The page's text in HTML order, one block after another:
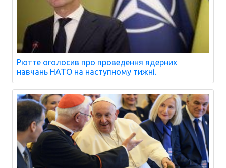
Рютте оголосив про проведення ядерних
навчань НАТО на наступному тижні.